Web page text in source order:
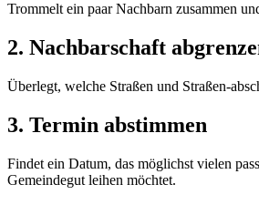
Trommelt ein paar Nachbarn zusammen
2. Nachbarschaft
Überlegt, welche Straßen und Straßen-
3. Termin abstimmen
Findet ein Datum, das möglichst vielen
Gemeindegut leihen möchtet.